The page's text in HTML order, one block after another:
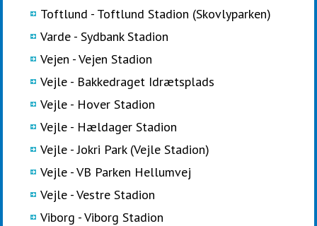
Toftlund - Toftlund Stadion (Skovlyparken)
Varde - Sydbank Stadion
Vejen - Vejen Stadion
Vejle - Bakkedraget Idrætsplads
Vejle - Hover Stadion
Vejle - Hældager Stadion
Vejle - Jokri Park (Vejle Stadion)
Vejle - VB Parken Hellumvej
Vejle - Vestre Stadion
Viborg - Viborg Stadion